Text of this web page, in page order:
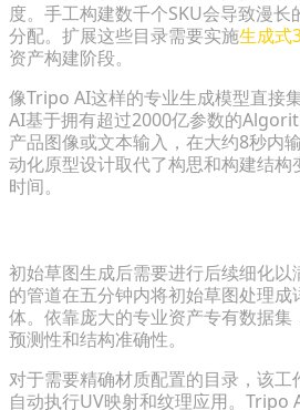
度。手工构建数千个SKU会导致漫
分配。扩展这些目录需要实施生成式
资产构建阶段。
像Tripo AI这样的专业生成模型直接
AI基于拥有超过2000亿参数的
产品图像或文本输入，在大约8秒内
动化原型设计取代了构思和构建结
时间。
初始草图生成后需要进行后续细化
的管道在五分钟内将初始草图处理
体。依靠庞大的专业资产专有数据
预测性和结构准确性。
对于需要精确材质配置的目录，该
自动执行UV映射和纹理应用。Tripo